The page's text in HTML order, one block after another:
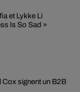
et Lykke Li
Is So Sad »
Cox signent un B2B